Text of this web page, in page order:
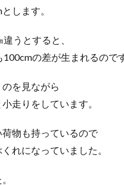
します。
うとすると、
100cmの差が生まれるので
を見ながら
走りをしています。
物も持っているので
れになっていました。